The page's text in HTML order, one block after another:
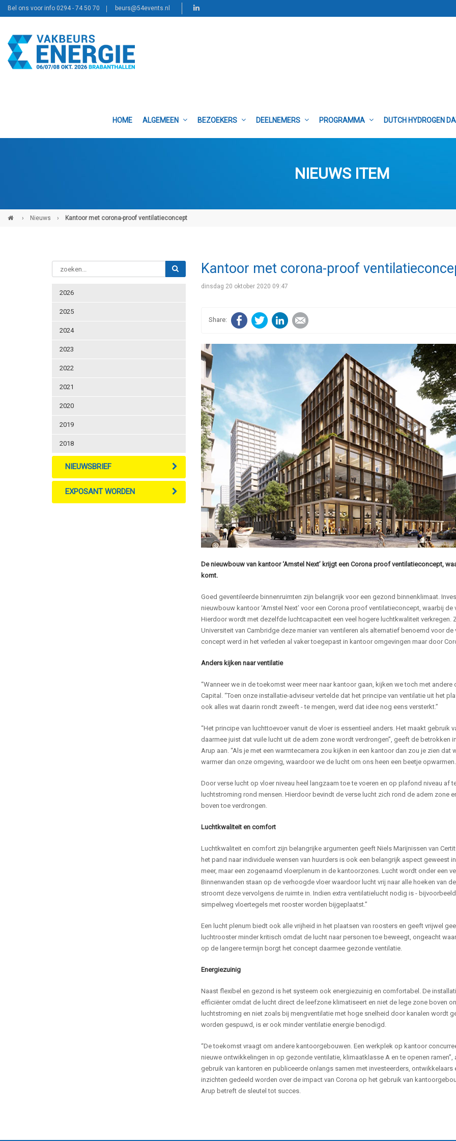
Bel ons voor info 0294 - 74 50 70 beurs@54events.nl
HOME ALGEMEEN BEZOEKERS DEELNEMERS PROGRAMMA DUTCH HYDROGEN
NIEUWS ITEM
› Nieuws › Kantoor met corona-proof ventilatieconcept
2026
2025
2024
2023
2022
2021
2020
2019
2018
NIEUWSBRIEF
EXPOSANT WORDEN
Kantoor met corona-proof
dinsdag 20 oktober 2020 09:47
FacebookTwitterLinkedInE-mail
De nieuwbouw van kantoor ‘Amstel Next’ krijgt een Corona proof ventilatieconcept,
komt.
Goed geventileerde binnenruimten zijn belangrijk voor een gezond binnenklimaat.
nieuwbouw kantoor ‘Amstel Next’ voor een Corona proof ventilatieconcept, waarbij
Hierdoor wordt met dezelfde luchtcapaciteit een veel hogere luchtkwaliteit
Universiteit van Cambridge deze manier van ventileren als alternatief benoemd voor
concept werd in het verleden al vaker toegepast in kantoor omgevingen maar door
Anders kijken naar ventilatie
“Wanneer we in de toekomst weer meer naar kantoor gaan, kijken we toch met
Capital. “Toen onze installatie-adviseur vertelde dat het principe van ventilatie uit het
ook alles wat daarin rondt zweeft - te mengen, werd dat idee nog eens versterkt.”
“Het principe van luchttoevoer vanuit de vloer is essentieel anders. Het maakt gebruik
daarmee juist dat vuile lucht uit de adem zone wordt verdrongen”, geeft de betrokken
Arup aan. “Als je met een warmtecamera zou kijken in een kantoor dan zou je zien
warmer dan onze omgeving, waardoor we de lucht om ons heen een beetje
Door verse lucht op vloer niveau heel langzaam toe te voeren en op plafond niveau af
luchtstroming rond mensen. Hierdoor bevindt de verse lucht zich rond de adem zone
boven toe verdrongen.
Luchtkwaliteit en comfort
Luchtkwaliteit en comfort zijn belangrijke argumenten geeft Niels Marijnissen van
het pand naar individuele wensen van huurders is ook een belangrijk aspect geweest
meer, maar een zogenaamd vloerplenum in de kantoorzones. Lucht wordt onder een
Binnenwanden staan op de verhoogde vloer waardoor lucht vrij naar alle hoeken van
stroomt deze vervolgens de ruimte in. Indien extra ventilatielucht nodig is -
simpelweg vloertegels met rooster worden bijgeplaatst.”
Een lucht plenum biedt ook alle vrijheid in het plaatsen van roosters en geeft vrijwel
luchtrooster minder kritisch omdat de lucht naar personen toe beweegt, ongeacht
op de langere termijn borgt het concept daarmee gezonde ventilatie.
Energiezuinig
Naast flexibel en gezond is het systeem ook energiezuinig en comfortabel. De
efficiënter omdat de lucht direct de leefzone klimatiseert en niet de lege zone boven
luchtstroming en niet zoals bij mengventilatie met hoge snelheid door kanalen wordt
worden gespuwd, is er ook minder ventilatie energie benodigd.
“De toekomst vraagt om andere kantoorgebouwen. Een werkplek op kantoor
nieuwe ontwikkelingen in op gezonde ventilatie, klimaatklasse A en te openen
gebruik van kantoren en publiceerde onlangs samen met investeerders,
inzichten gedeeld worden over de impact van Corona op het gebruik van
Arup betreft de sleutel tot succes.